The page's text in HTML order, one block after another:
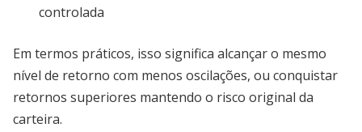
controlada
Em termos práticos, isso significa alcançar o mesmo
nível de retorno com menos oscilações, ou conquistar
retornos superiores mantendo o risco original da
carteira.